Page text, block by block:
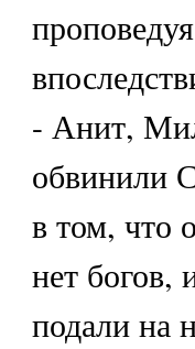
- Анит,
обвинили
в том, что
нет богов,
подали на